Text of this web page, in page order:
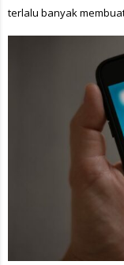
terlalu banyak